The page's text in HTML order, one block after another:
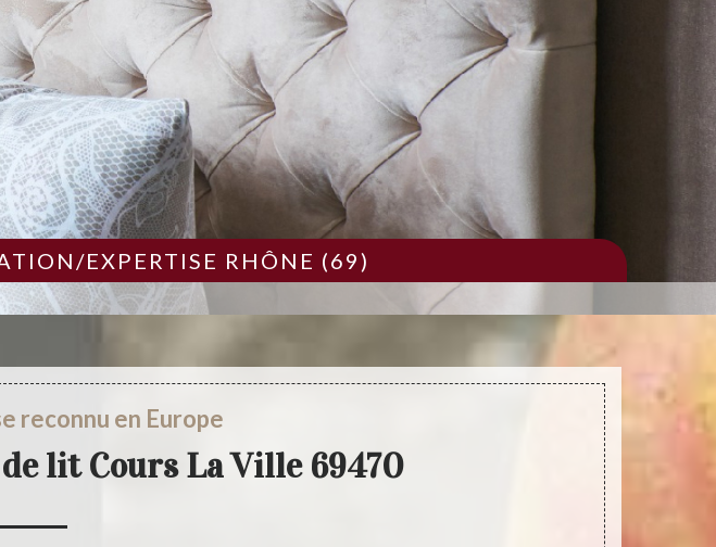
EXPERTISE RHÔNE (69)
reconnu en Europe
lit Cours La Ville 69470